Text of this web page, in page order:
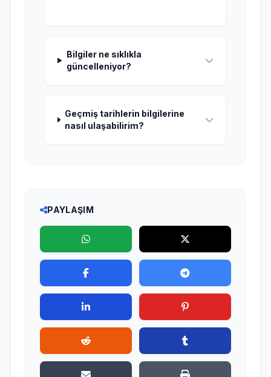
Bilgiler ne sıklıkla
güncelleniyor?
Geçmiş tarihlerin bilgilerine
nasıl ulaşabilirim?
PAYLAŞIM